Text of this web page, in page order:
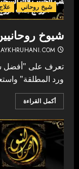
شيخ روحاني
شيوخ
تعرف على "أفضل
ورد المطلقة"
أكمل القراءة